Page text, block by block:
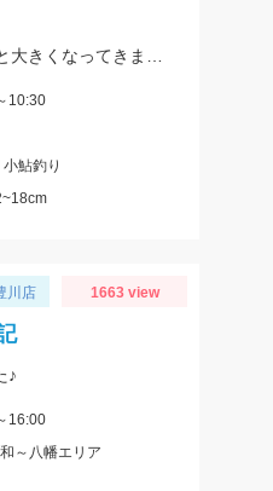
10:30
鮎釣り
川店 1663 view
♪
16:00
～八幡エリア